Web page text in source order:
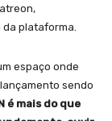
plataforma.
espaço onde
sendo
é mais do que